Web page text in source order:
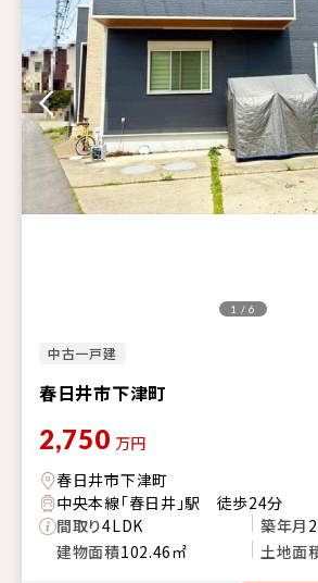
中古一戸建
春日井市下津町
1 / 6
2,750 万円
春日井市下津町
中央本線「春日井」駅 徒歩24分
間取り4LDK 築年月
建物面積102.46㎡ 土地面